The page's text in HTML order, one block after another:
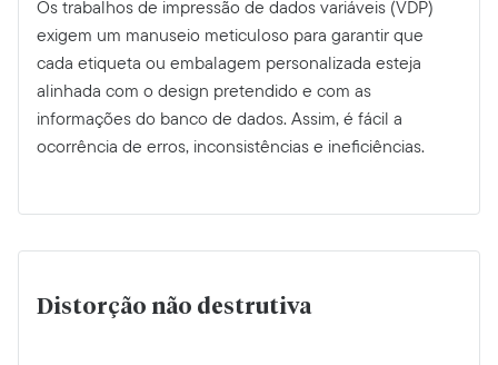
Os trabalhos de impressão de dados variáveis (VDP)
exigem um manuseio meticuloso para garantir que
cada etiqueta ou embalagem personalizada esteja
alinhada com o design pretendido e com as
informações do banco de dados. Assim, é fácil a
ocorrência de erros, inconsistências e ineficiências.
Distorção não destrutiva